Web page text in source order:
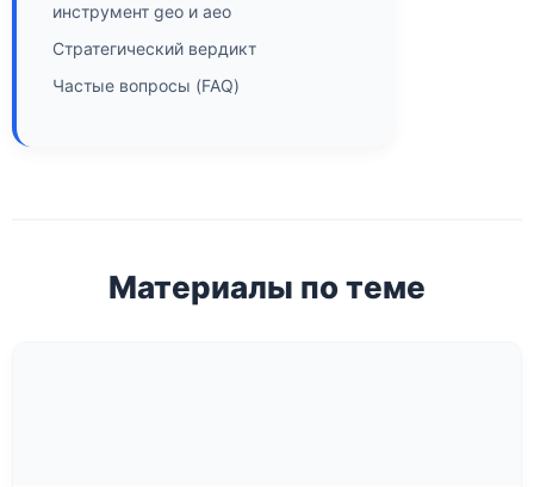
инструмент geo и aeo
Стратегический вердикт
Частые вопросы (FAQ)
Материалы по теме